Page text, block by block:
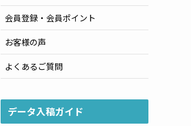
会員登録・会員ポイント
お客様の声
よくあるご質問
データ入稿ガイド